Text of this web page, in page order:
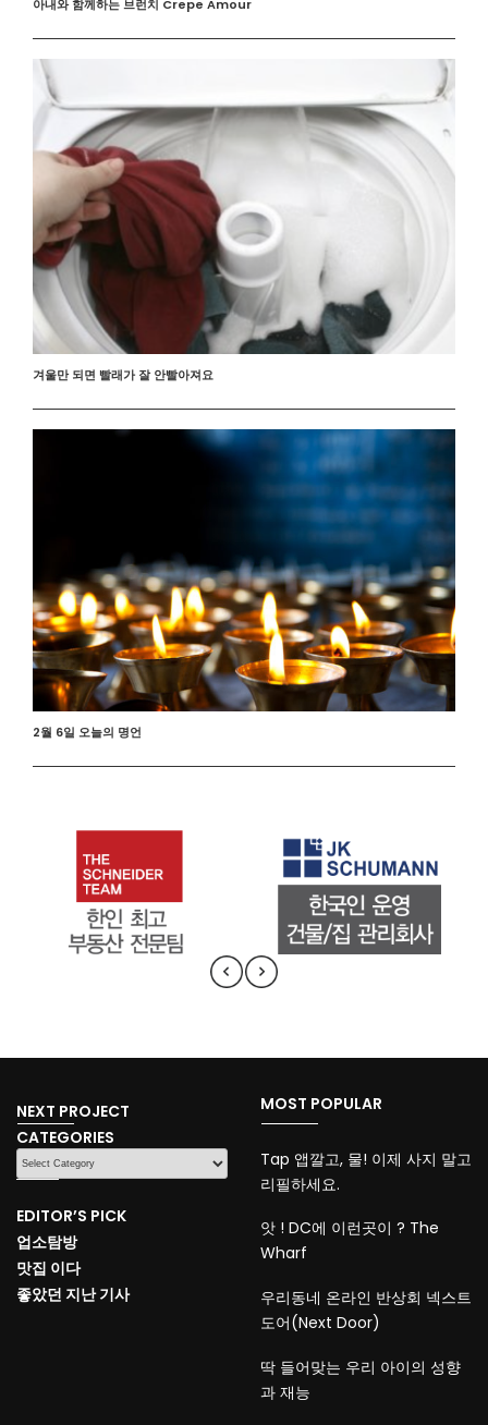
아내와 함께하는 브런치 Crepe Amour
겨울만 되면 빨래가 잘 안빨아져요
2월 6일 오늘의 명언
NEXT PROJECT
CATEGORIES
CATEGORIES
EDITOR’S PICK
업소탐방
맛집 이다
좋았던 지난 기사
MOST POPULAR
Tap 앱깔고, 물! 이제 사지 말고
리필하세요.
앗 ! DC에 이런곳이 ? The
Wharf
우리동네 온라인 반상회 넥스트
도어(Next Door)
딱 들어맞는 우리 아이의 성향
과 재능